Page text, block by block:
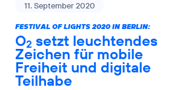
11. September 2020
FESTIVAL OF LIGHTS 2020 IN BERLIN:
O2 setzt leuchtendes
Zeichen für mobile
Freiheit und digitale
Teilhabe